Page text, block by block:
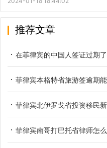
推荐文章
在菲律宾的中国人签证过期
菲律宾本格特省旅游签逾期
菲律宾北伊罗戈省投资移民
菲律宾南哥打巴托省律师怎